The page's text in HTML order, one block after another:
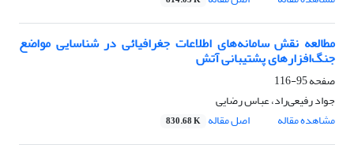
مطالعه نقش سامانه‌های اطلاعات جغرافیائی در شناسایی مواضع
جنگ‌افزارهای پشتیبانی آتش
صفحه95-116
جواد رفیعی‌راد، عباس رضایی
مشاهده مقاله
اصل مقاله 830.68 K